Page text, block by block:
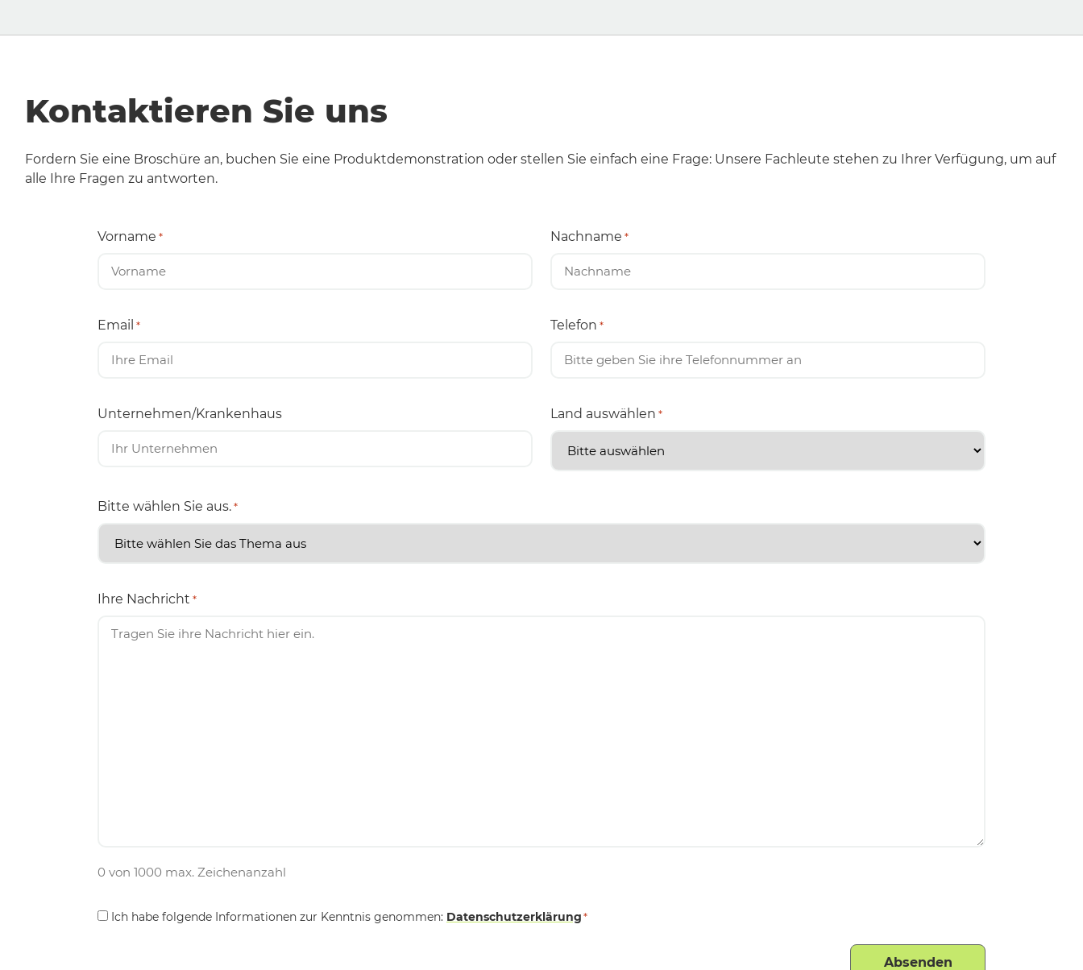
Kontaktieren Sie uns
Fordern Sie eine Broschüre an, buchen Sie eine Produktdemonstration oder stellen Sie einfach eine Frage: Unsere Fachleute stehen zu Ihrer Verfügung, um auf
alle Ihre Fragen zu antworten.
Vorname * Nachname *
Email * Telefon *
Unternehmen/Krankenhaus Land auswählen *
Bitte wählen Sie aus. *
Ihre Nachricht *
0 von 1000 max. Zeichenanzahl
Consent
Ich habe folgende Informationen zur Kenntnis genommen: Datenschutzerklärung*